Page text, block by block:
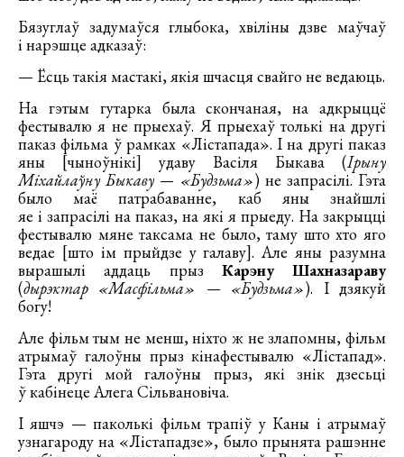
Бязуглаў задумаўся глыбока, хвіліны дзве маўчаў
і нарэшце адказаў:
— Ёсць такія мастакі, якія шчасця свайго не ведаюць.
На гэтым гутарка была скончаная, на адкрыццё
фестывалю я не прыехаў. Я прыехаў толькі на другі
паказ фільма ў рамках «Лістапада». І на другі паказ
яны [чыноўнікі] удаву Васіля Быкава (Ірыну
Міхайлаўну Быкаву — «Будзьма») не запрасілі. Гэта
было маё патрабаванне, каб яны знайшлі
яе і запрасілі на паказ, на які я прыеду. На закрыцці
фестывалю мяне таксама не было, таму што хто яго
ведае [што ім прыйдзе у галаву]. Але яны разумна
вырашылі аддаць прыз Карэну Шахназараву
(дырэктар «Масфільма» — «Будзьма»). І дзякуй
богу!
Але фільм тым не менш, ніхто ж не злапомны, фільм
атрымаў галоўны прыз кінафестывалю «Лістапад».
Гэта другі мой галоўны прыз, які знік дзесьці
ў кабінеце Алега Сільвановіча.
І яшчэ — паколькі фільм трапіў у Каны і атрымаў
узнагароду на «Лістападзе», было прынята рашэнне